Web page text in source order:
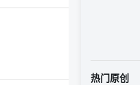
热门原创